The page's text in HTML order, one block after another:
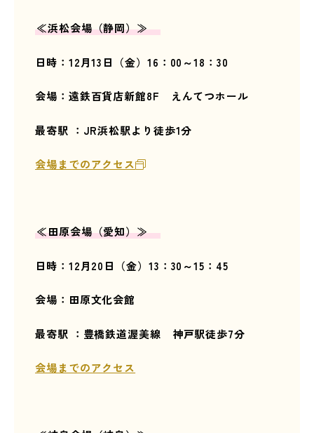
≪浜松会場（静岡）≫
日時：12月13 日（金）16：00～18：30
会場：遠鉄百貨店新館8F えんてつホール
最寄駅 ：JR浜松駅より徒歩1分
会場までのアクセス
≪田原会場（愛知）≫
日時：12月20 日（金）13：30～15：45
会場：田原文化会館
最寄駅 ：豊橋鉄道渥美線 神戸駅徒歩7分
会場までのアクセス